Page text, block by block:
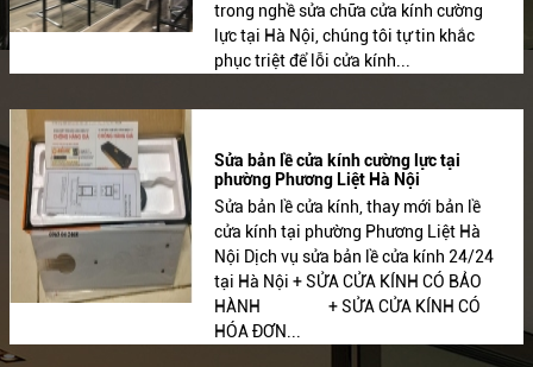
trong nghề sửa chữa cửa kính cường
lực tại Hà Nội, chúng tôi tự tin khắc
phục triệt để lỗi cửa kính...
Sửa bản lề cửa kính cường lực tại
phường Phương Liệt Hà Nội
Sửa bản lề cửa kính, thay mới bản lề
cửa kính tại phường Phương Liệt Hà
Nội Dịch vụ sửa bản lề cửa kính 24/24
tại Hà Nội + SỬA CỬA KÍNH CÓ BẢO
HÀNH + SỬA CỬA KÍNH CÓ
HÓA ĐƠN...